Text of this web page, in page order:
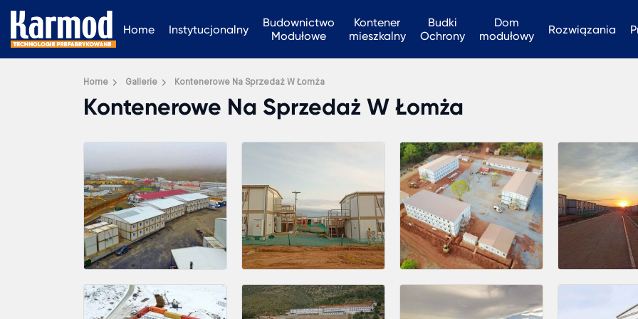
Home Instytucjonalny
Budownictwo
Modułowe
Kontener
mieszkalny
Budki
Ochrony
Dom
modułowy
Rozwiązania
Home Gallerie Kontenerowe Na Sprzedaż W Łomża
Kontenerowe Na Sprzedaż W Łomża